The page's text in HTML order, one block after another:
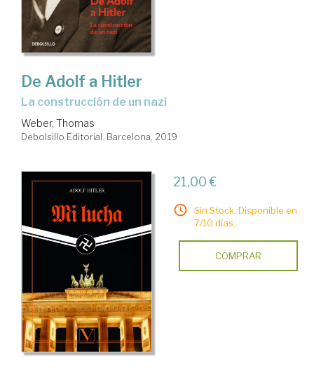
De Adolf a Hitler
la construcción de un nazi
Weber, Thomas
Debolsillo Editorial. Barcelona, 2019
21,00 €
Sin Stock. Disponible en
7/10 días.
COMPRAR